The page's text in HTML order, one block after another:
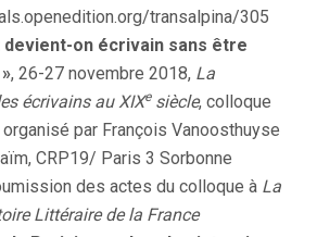
transalpina/305
devient-on écrivain sans être
, 26-27 novembre 2018, La
écrivains au XIXesiècle, colloque
par François Vanoosthuyse
CRP19/ Paris 3 Sorbonne
des actes du colloque à La
Littéraire de la France